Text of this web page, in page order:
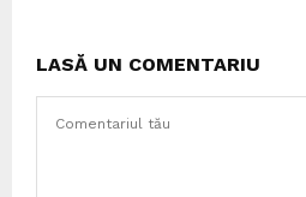
LASĂ UN COMENTARIU